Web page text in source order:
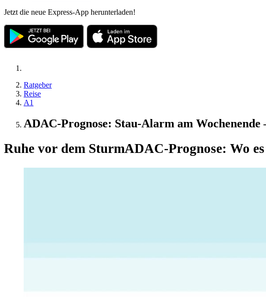
Jetzt die neue Express-App herunterladen!
Ratgeber
Reise
A1
ADAC-Prognose: Stau-Alarm am Wochenende
Ruhe vor dem SturmADAC-Prognose: Wo